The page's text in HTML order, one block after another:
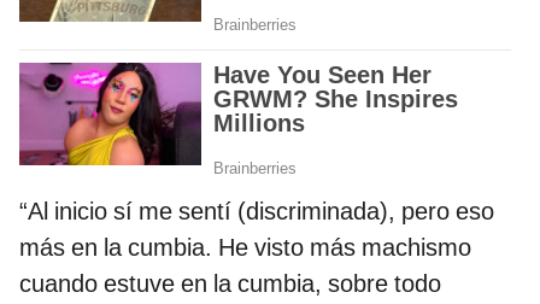
“Al inicio sí me sentí (discriminada), pero eso
más en la cumbia. He visto más machismo
cuando estuve en la cumbia, sobre todo